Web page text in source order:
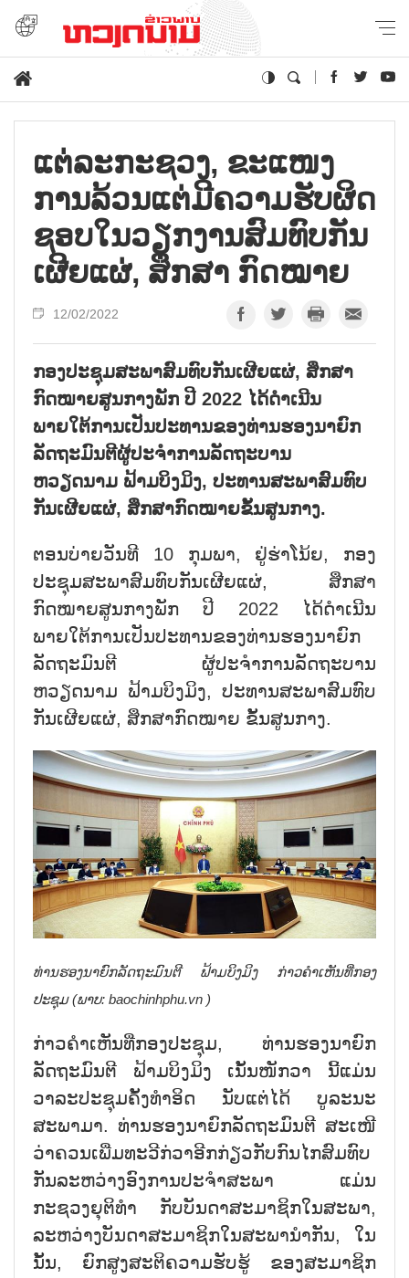
ແຕ່​ລະ​ກະ​ຊວງ, ຂະ​ແໜງ​
ການ​ລ້ວນ​ແຕ່​ມີ​ຄວາມ​ຮັບ​ຜິດ​
ຊອບ​ໃນ​ວຽກ​ງານ​ສົມ​ທົບ​ກັນ​
ເຜີຍ​ແຜ່​, ​ສຶ​ກ​ສາ​ ກົດ​ໝາຍ
12/02/2022
ກອງປະຊຸມສະພາສົມທົບກັນເຜີຍແຜ່, ສຶກສາ
ກົດໝາຍສູນກາງພັກ ປີ 2022 ໄດ້ດຳເນີນ
ພາຍໃຕ້ການເປັນປະທານຂອງທ່ານຮອງນາຍົກ
ລັດຖະມົນຕີຜູ້ປະຈຳການລັດຖະບານ
ຫວຽດນາມ ຟ້າມບິງມິງ, ປະທານສະພາສົມທົບ
ກັນເຜີຍແຜ່, ສຶກສາກົດໝາຍຂັ້ນສູນກາງ.
ຕອນບ່າຍວັນທີ 10 ກຸມພາ, ຢູ່ຮ່າໂນ້ຍ, ກອງ
ປະຊຸມສະພາສົມທົບກັນເຜີຍແຜ່, ສຶກສາ
ກົດໝາຍສູນກາງພັກ ປີ 2022 ໄດ້ດຳເນີນ
ພາຍໃຕ້ການເປັນປະທານຂອງທ່ານຮອງນາຍົກ
ລັດຖະມົນຕີ ຜູ້ປະຈຳການລັດຖະບານ
ຫວຽດນາມ ຟ້າມບິງມິງ, ປະທານສະພາສົມທົບ
ກັນເຜີຍແຜ່, ສຶກສາກົດໝາຍ ຂັ້ນສູນກາງ.
ທ່ານຮອງນາຍົກລັດຖະມົນຕີ ຟ້າມບິງມິງ ກ່າວຄຳເຫັນທີ່ກອງ
ປະຊຸມ (ພາບ: baochinhphu.vn )
ກ່າວຄຳເຫັນທີ່ກອງປະຊຸມ, ທ່ານຮອງນາຍົກ
ລັດຖະມົນຕີ ຟ້າມບິງມິງ ເນັ້ນໜັກວາ ນີ້ແມ່ນ
ວາລະປະຊຸມຄັ້ງທຳອິດ ນັບແຕ່ໄດ້ ບູລະນະ
ສະພາມາ. ທ່ານຮອງນາຍົກລັດຖະມົນຕີ ສະເໜີ
ວ່າຄວນເພີ່ມທະວີກ່ວາອີກກ່ຽວກັບກົນໄກສົມທົບ
ກັນລະຫວ່າງອົງການປະຈຳສະພາ ແມ່ນ
ກະຊວງຍຸຕິທຳ ກັບບັນດາສະມາຊິກໃນສະພາ,
ລະຫວ່າງບັນດາສະມາຊິກໃນສະພານຳກັນ, ໃນ
ນັ້ນ, ຍົກສູງສະຕິຄວາມຮັບຮູ້ ຂອງສະມາຊິກ